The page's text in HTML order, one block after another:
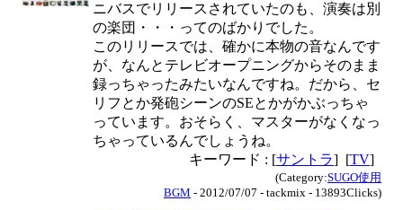
ニバスでリリースされていたのも、演奏は別
の楽団・・・ってのばかりでした。
このリリースでは、確かに本物の音なんです
が、なんとテレビオープニングからそのまま
録っちゃったみたいなんですね。だから、セ
リフとか発砲シーンのSEとかがかぶっちゃ
っています。おそらく、マスターがなくなっ
ちゃっているんでしょうね。
キーワード : [サントラ] [TV]
(Category:SUGO使用
BGM - 2012/07/07 - tackmix - 13893Clicks)